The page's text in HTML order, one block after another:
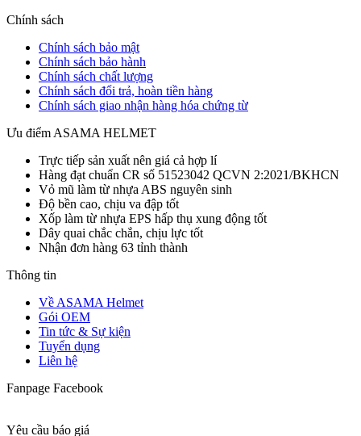
Chính sách
Chính sách bảo mật
Chính sách bảo hành
Chính sách chất lượng
Chính sách đổi trả, hoàn tiền hàng
Chính sách giao nhận hàng hóa chứng từ
Ưu điểm ASAMA HELMET
Trực tiếp sản xuất nên giá cả hợp lí
Hàng đạt chuẩn CR số 51523042 QCVN 2:2021/BKHCN
Vỏ mũ làm từ nhựa ABS nguyên sinh
Độ bền cao, chịu va đập tốt
Xốp làm từ nhựa EPS hấp thụ xung động tốt
Dây quai chắc chắn, chịu lực tốt
Nhận đơn hàng 63 tỉnh thành
Thông tin
Về ASAMA Helmet
Gói OEM
Tin tức & Sự kiện
Tuyển dụng
Liên hệ
Fanpage Facebook
Yêu cầu báo giá